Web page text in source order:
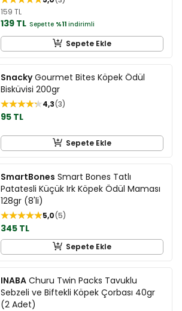
159 TL
139 TL Sepette %11 indirimli
Sepete Ekle
SnackyGourmet Bites Köpek Ödül
Bisküvisi 200gr
4,3 3
95 TL
Sepete Ekle
SmartBones Smart Bones Tatlı
Patatesli Küçük Irk Köpek Ödül Maması
128gr (8'li)
5,0 5
345 TL
Sepete Ekle
INABA Churu Twin Packs Tavuklu
Sebzeli ve Biftekli Köpek Çorbası 40gr
(2 Adet)